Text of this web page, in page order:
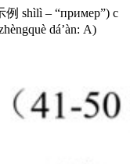
例 shìlì – “пример”) с
dá’àn: А)